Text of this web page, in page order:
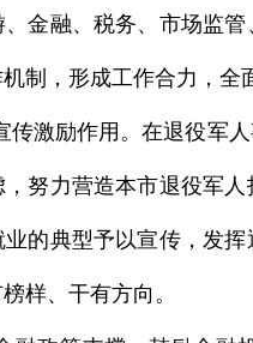
金融、税务、市场监
制，形成工作合力，全
传激励作用。在退役军
努力营造本市退役军
的典型予以宣传，发
样、干有方向。